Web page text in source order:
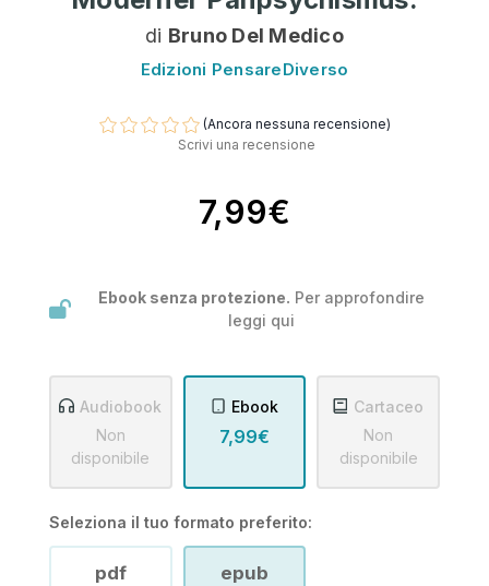
di Bruno Del Medico
Edizioni PensareDiverso
(Ancora nessuna recensione)
Scrivi una recensione
7,99€
Ebook senza protezione. Per approfondire
leggi qui
Audiobook
Non
disponibile
Ebook
7,99€
Cartaceo
Non
disponibile
Seleziona il tuo formato preferito:
pdf epub